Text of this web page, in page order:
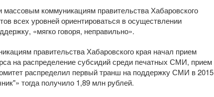
коммуникациям правительства Хабаровского
всех уровней ориентироваться в осуществлении
«мягко говоря, неправильно».
правительства Хабаровского края начал прием
на распределение субсидий среди печатных СМИ, прием
распределил первый транш на поддержку СМИ в 2015
тогда получило 1,89 млн рублей.